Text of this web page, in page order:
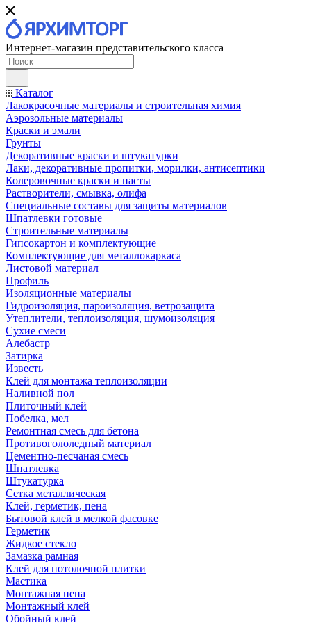
Интернет-магазин представительского класса
Каталог
Лакокрасочные материалы и строительная химия
Аэрозольные материалы
Краски и эмали
Грунты
Декоративные краски и штукатурки
Лаки, декоративные пропитки, морилки, антисептики
Колеровочные краски и пасты
Растворители, смывка, олифа
Специальные составы для защиты материалов
Шпатлевки готовые
Строительные материалы
Гипсокартон и комплектующие
Комплектующие для металлокаркаса
Листовой материал
Профиль
Изоляционные материалы
Гидроизоляция, пароизоляция, ветрозащита
Утеплители, теплоизоляция, шумоизоляция
Сухие смеси
Алебастр
Затирка
Известь
Клей для монтажа теплоизоляции
Наливной пол
Плиточный клей
Побелка, мел
Ремонтная смесь для бетона
Противогололедный материал
Цементно-песчаная смесь
Шпатлевка
Штукатурка
Сетка металлическая
Клей, герметик, пена
Бытовой клей в мелкой фасовке
Герметик
Жидкое стекло
Замазка рамная
Клей для потолочной плитки
Мастика
Монтажная пена
Монтажный клей
Обойный клей